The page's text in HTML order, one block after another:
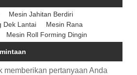
Mesin Jahitan Berdiri
Dek Lantai
Mesin Rana
Mesin Roll Forming Dingin
memberikan pertanyaan Anda